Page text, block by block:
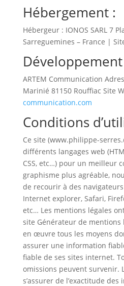
Hébergement :
Hébergeur : IONOS SARL 7
Sarreguemines – France |
ARTEM Communication
Marinié 81150 Rouffiac Site
communication.com
Conditions
Ce site (www.philippe-
différents langages web
CSS, etc…) pour un meilleur
graphisme plus agréable,
de recourir à des
Internet explorer, Safari,
etc… Les mentions légales
site Générateur de mentions
en œuvre tous les moyens
assurer une information
fiable de ses sites internet.
omissions peuvent survenir.
s’assurer de l’exactitude